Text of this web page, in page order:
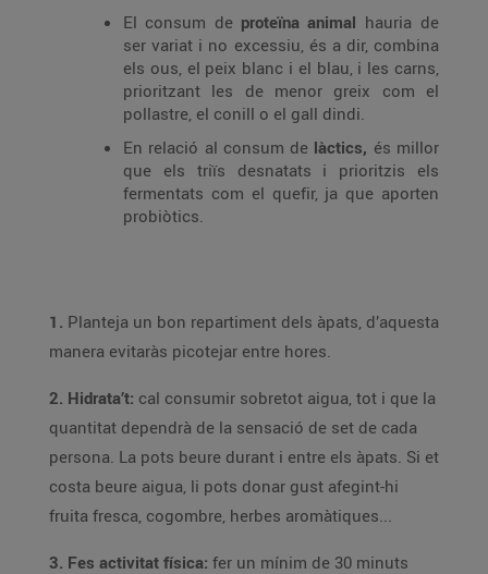
El consum de proteïna animal hauria de
ser variat i no excessiu, és a dir, combina
els ous, el peix blanc i el blau, i les carns,
prioritzant les de menor greix com el
pollastre, el conill o el gall dindi.
En relació al consum de làctics, és millor
que els triïs desnatats i prioritzis els
fermentats com el quefir, ja que aporten
probiòtics.
1. Planteja un bon repartiment dels àpats, d’aquesta
manera evitaràs picotejar entre hores.
2. Hidrata’t: cal consumir sobretot aigua, tot i que la
quantitat dependrà de la sensació de set de cada
persona. La pots beure durant i entre els àpats. Si et
costa beure aigua, li pots donar gust afegint-hi
fruita fresca, cogombre, herbes aromàtiques...
3. Fes activitat física: fer un mínim de 30 minuts